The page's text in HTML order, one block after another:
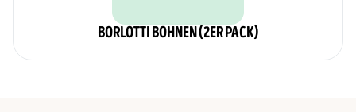
BORLOTTI BOHNEN (2ER PACK)